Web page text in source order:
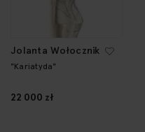
Jolanta Wołocznik
"Kariatyda"
22 000 zł